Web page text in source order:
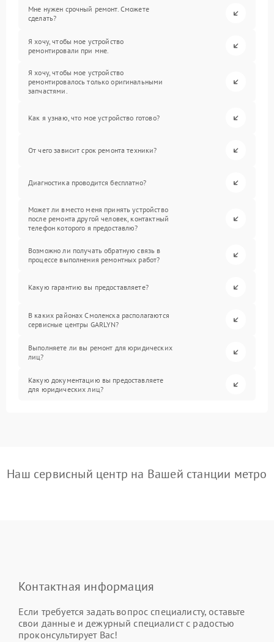
Мне нужен срочный ремонт. Сможете
сделать?
Я хочу, чтобы мое устройство
ремонтировали при мне.
Я хочу, чтобы мое устройство
ремонтировалось только оригинальными
запчастями.
Как я узнаю, что мое устройство готово?
От чего зависит срок ремонта техники?
Диагностика проводится бесплатно?
Может ли вместо меня принять устройство
после ремонта другой человек, контактный
телефон которого я предоставлю?
Возможно ли получать обратную связь в
процессе выполнения ремонтных работ?
Какую гарантию вы предоставляете?
В каких районах Смоленска располагаются
сервисные центры GARLYN?
Выполняете ли вы ремонт для юридических
лиц?
Какую документацию вы предоставляете
для юридических лиц?
Наш сервисный центр на Вашей станции метро
Контактная информация
Если требуется задать вопрос специалисту, оставьте
свои данные и дежурный специалист с радостью
проконсультирует Вас!